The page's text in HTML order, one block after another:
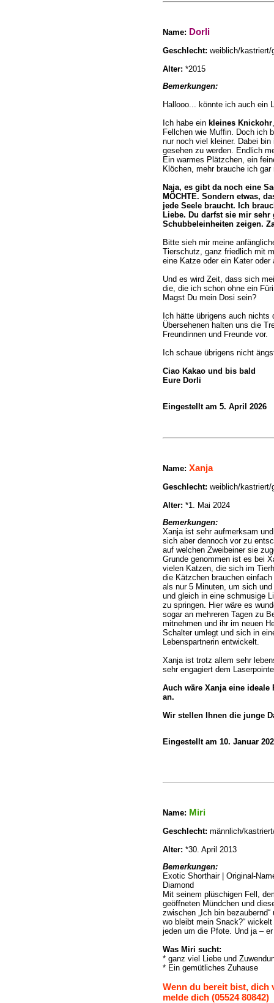
Name: Dorli
Geschlecht: weiblich/
Alter: *2015
Bemerkungen:
Hallooo... könnte ich auch ein
Ich habe ein kleines Knickohr
Fellchen wie Muffin. Doch ich
nur noch viel kleiner. Dabei
gesehen zu werden. Endlich
Ein warmes Plätzchen, ein
Klöchen, mehr brauche ich gar
Naja, es gibt da noch eine
MÖCHTE. Sondern etwas,
jede Seele braucht. Ich
Liebe. Du darfst sie mir
Schubbeleinheiten zeigen.
Bitte sieh mir meine
Tierschutz, ganz friedlich mit
eine Katze oder ein Kater
Und es wird Zeit, dass sich
die, die ich schon ohne ein
Magst Du mein Dosi sein?
Ich hätte übrigens auch
Übersehenen halten uns die
Freundinnen und Freunde vor.
Ich schaue übrigens nicht
Ciao Kakao und bis bald
Eure Dorli
Eingestellt am 5. April 2026
Name: Xanja
Geschlecht: weiblich/
Alter: *1. Mai 2024
Bemerkungen:
Xanja ist sehr aufmerksam
sich aber dennoch vor zu
auf welchen Zweibeiner sie
Grunde genommen ist es bei
vielen Katzen, die sich im
die Kätzchen brauchen
als nur 5 Minuten, um sich
und gleich in eine schmusige
zu springen. Hier wäre es
sogar an mehreren Tagen zu
mitnehmen und ihr im neuen
Schalter umlegt und sich in
Lebenspartnerin entwickelt.
Xanja ist trotz allem sehr
sehr engagiert dem
Auch wäre Xanja eine
an.
Wir stellen Ihnen die junge
Eingestellt am 10. Januar
Name: Miri
Geschlecht: männlich/
Alter: *30. April 2013
Bemerkungen:
Exotic Shorthair | Original-
Diamond
Mit seinem plüschigen Fell,
geöffneten Mündchen und
zwischen „Ich bin bezaubernd“
wo bleibt mein Snack?“
jeden um die Pfote. Und ja –
Was Miri sucht:
* ganz viel Liebe und
* Ein gemütliches Zuhause
Wenn du bereit bist, dich
melde dich (05524 80842)